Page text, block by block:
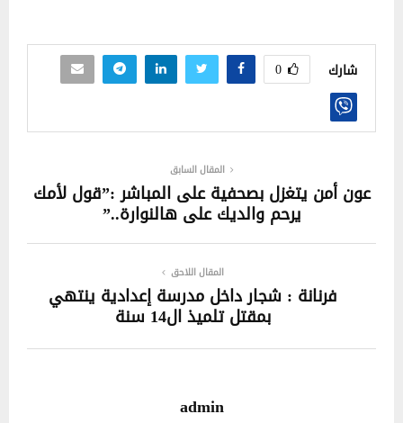
شارك 0
المقال السابق
عون أمن يتغزل بصحفية على المباشر :”قول لأمك
يرحم والديك على هالنوارة..”
المقال اللاحق
فرنانة : شجار داخل مدرسة إعدادية ينتهي
بمقتل تلميذ ال14 سنة
admin